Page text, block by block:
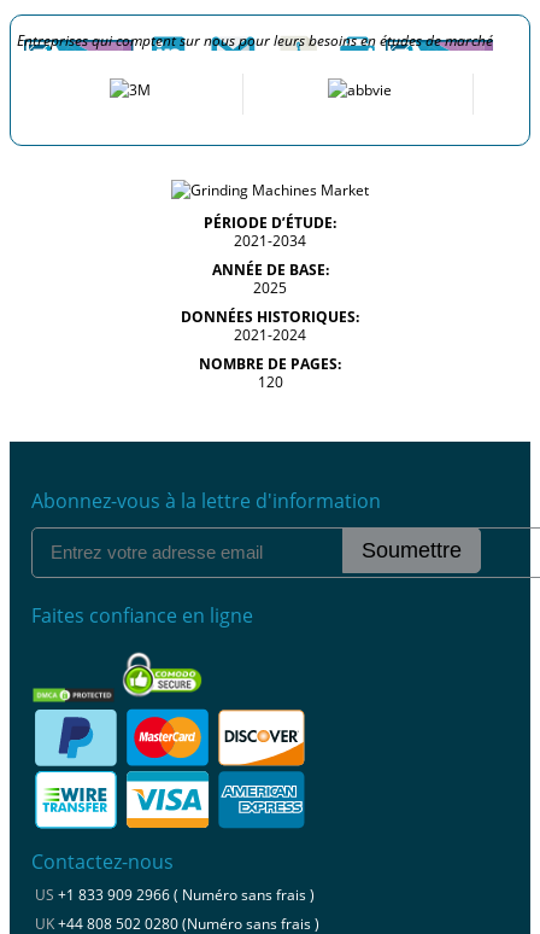
Entreprises qui comptent sur nous pour leurs besoins en études de marché
PÉRIODE D’ÉTUDE:
2021-2034
ANNÉE DE BASE:
2025
DONNÉES HISTORIQUES:
2021-2024
NOMBRE DE PAGES:
120
Abonnez-vous à la lettre d'information
Soumettre
Faites confiance en ligne
Contactez-nous
US +1 833 909 2966 ( Numéro sans frais )
UK+44 808 502 0280 (Numéro sans frais )